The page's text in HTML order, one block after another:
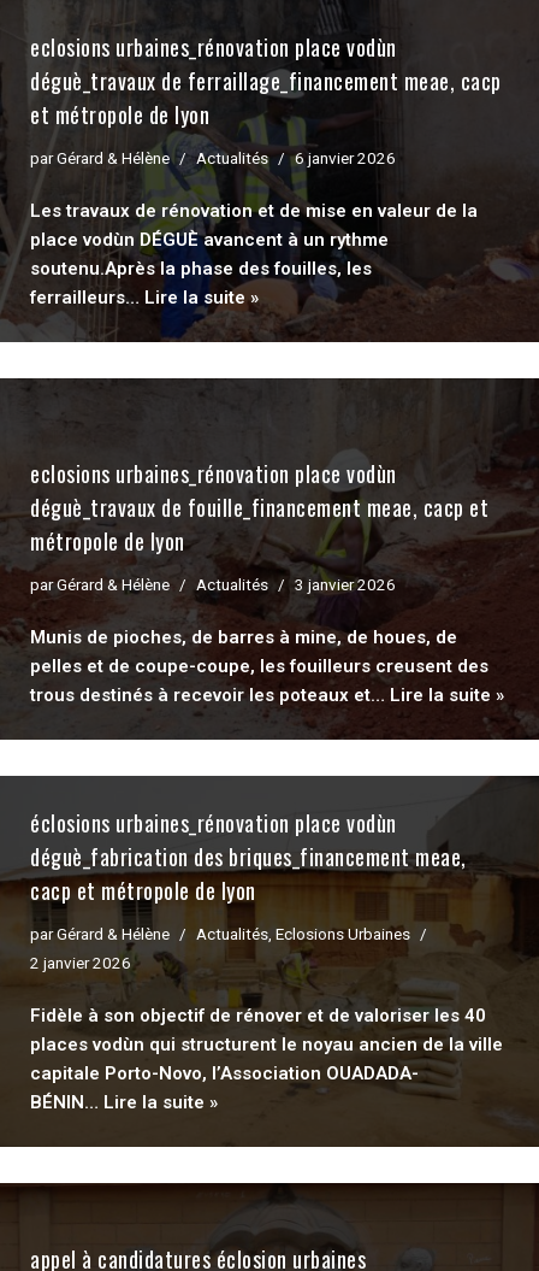
eclosions urbaines_rénovation place vodùn
déguè_travaux de ferraillage_financement meae, cacp
et métropole de lyon
parGérard & Hélène Actualités 6 janvier 2026
Les travaux de rénovation et de mise en valeur de la
place vodùn DÉGUÈ avancent à un rythme
soutenu.Après la phase des fouilles, les
ferrailleurs… Lire la suite »
eclosions urbaines_rénovation place vodùn
déguè_travaux de fouille_financement meae, cacp et
métropole de lyon
parGérard & Hélène Actualités 3 janvier 2026
Munis de pioches, de barres à mine, de houes, de
pelles et de coupe-coupe, les fouilleurs creusent des
trous destinés à recevoir les poteaux et… Lire la suite »
éclosions urbaines_rénovation place vodùn
déguè_fabrication des briques_financement meae,
cacp et métropole de lyon
parGérard & Hélène Actualités Eclosions Urbaines
2 janvier 2026
Fidèle à son objectif de rénover et de valoriser les 40
places vodùn qui structurent le noyau ancien de la ville
capitale Porto-Novo, l’Association OUADADA-
BÉNIN… Lire la suite »
appel à candidatures éclosion urbaines